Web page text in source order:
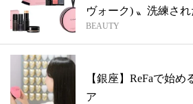
ヴォーク) 〟洗練さ
BEAUTY
【銀座】ReFaで始
ア